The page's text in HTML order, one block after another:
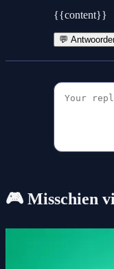
{{content}}
💬
🎮 Misschien